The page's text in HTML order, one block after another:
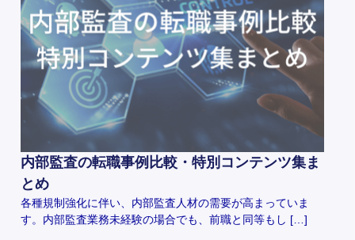
内部監査の転職事例比較・特別コンテンツ集ま
とめ
各種規制強化に伴い、内部監査人材の需要が高まっていま
す。内部監査業務未経験の場合でも、前職と同等もし […]